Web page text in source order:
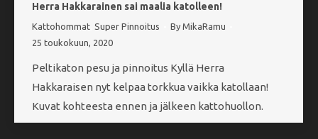
Herra Hakkarainen sai maalia katolleen!
Kattohommat Super Pinnoitus By MikaRamu
25 toukokuun, 2020
Peltikaton pesu ja pinnoitus Kyllä Herra
Hakkaraisen nyt kelpaa torkkua vaikka katollaan!
Kuvat kohteesta ennen ja jälkeen kattohuollon.